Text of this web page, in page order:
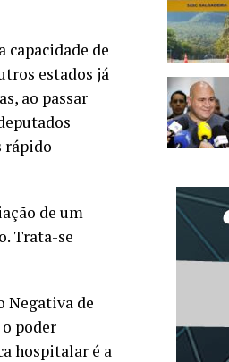
capacidade de
estados já
ao passar
rápido
de um
Trata-se
Negativa de
poder
hospitalar é a